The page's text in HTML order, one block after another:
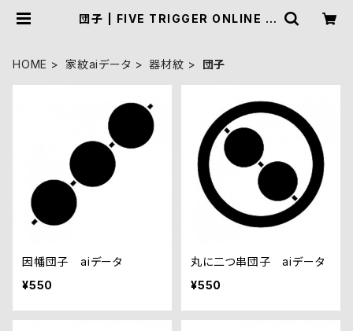
団子 | FIVE TRIGGER ONLINE S
HOME 家紋aiデータ 器材紋 団子
因幡団子 aiデータ
¥550
丸に二つ串団子 aiデータ
¥550